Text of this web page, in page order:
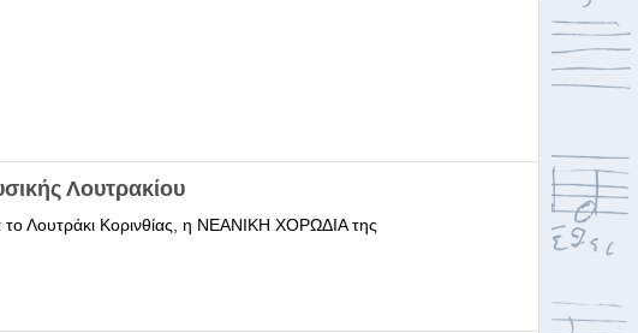
Λουτρακίου
Λουτράκι Κορινθίας, η ΝΕΑΝΙΚΗ ΧΟΡΩΔΙΑ της